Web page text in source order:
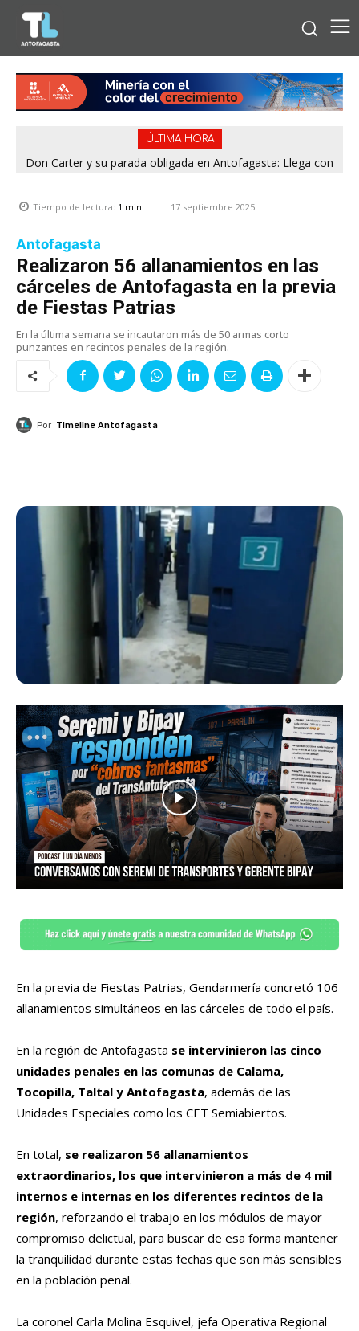
ÚLTIMA HORA
Don Carter y su parada obligada en Antofagasta: Llega con
Tiempo de lectura: 1 min. 17 septiembre 2025
Antofagasta
Realizaron 56 allanamientos en las
cárceles de Antofagasta en la previa
de Fiestas Patrias
En la última semana se incautaron más de 50 armas corto
punzantes en recintos penales de la región.
Por Timeline Antofagasta
En la previa de Fiestas Patrias, Gendarmería concretó 106
allanamientos simultáneos en las cárceles de todo el país.
En la región de Antofagasta se intervinieron las cinco
unidades penales en las comunas de Calama,
Tocopilla, Taltal y Antofagasta, además de las
Unidades Especiales como los CET Semiabiertos.
En total, se realizaron 56 allanamientos
extraordinarios, los que intervinieron a más de 4 mil
internos e internas en los diferentes recintos de la
región, reforzando el trabajo en los módulos de mayor
compromiso delictual, para buscar de esa forma mantener
la tranquilidad durante estas fechas que son más sensibles
en la población penal.
La coronel Carla Molina Esquivel, jefa Operativa Regional